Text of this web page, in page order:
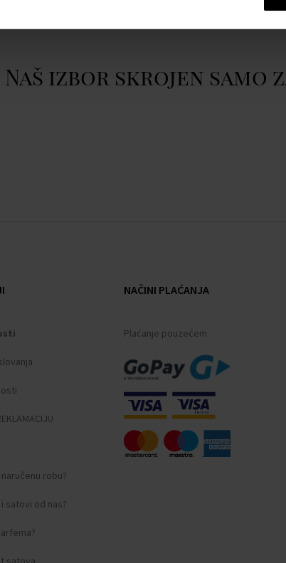
Naš izbor skrojen samo
robu?
satovi od nas?
NAČINI PLAĆANJA
Plaćanje pouzećem